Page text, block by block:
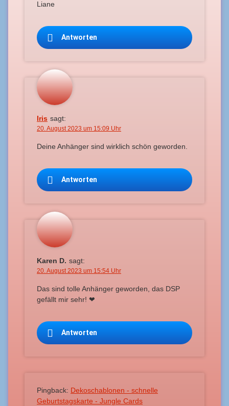
Liane
Antworten
Iris sagt:
20. August 2023 um 15:09 Uhr
Deine Anhänger sind wirklich schön geworden.
Antworten
Karen D. sagt:
20. August 2023 um 15:54 Uhr
Das sind tolle Anhänger geworden, das DSP
gefällt mir sehr! ❤
Antworten
Pingback: Dekoschablonen - schnelle
Geburtstagskarte - Jungle Cards